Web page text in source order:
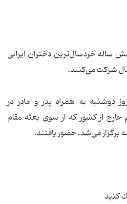
ساله خردسال‌ترین دختران ایرانی
شرکت می‌کنند.
دوشنبه به همراه پدر و مادر در
خارج از کشور كه از سوی بعثه مقام
می‌شد، حضور یافتند.
كنید